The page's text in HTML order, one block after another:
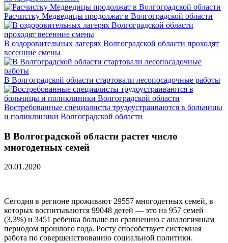
Расчистку Медведицы продолжат в Волгоградской области
В оздоровительных лагерях Волгоградской области проходят
весенние смены
В Волгоградской области стартовали лесопосадочные работы
Востребованные специалисты трудоустраиваются в больницы
и поликлиники Волгоградской области
В Волгоградской области растет число
многодетных семей
20.01.2020
Сегодня в регионе проживают 29557 многодетных семей, в
которых воспитываются 99048 детей — это на 957 семей
(3,3%) и 3451 ребенка больше по сравнению с аналогичным
периодом прошлого года. Росту способствует системная
работа по совершенствованию социальной политики.